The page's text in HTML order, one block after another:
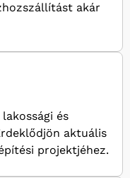
akár
és
aktuális
projektjéhez.